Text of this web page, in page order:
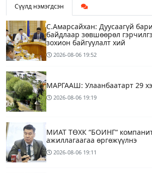
Сүүлд нэмэгдсэн
С.Амарсайхан: Дуусаагүй
байдлаар зөвшөөрөл
зохион байгуулалт хий
2026-08-06 19:52
МАРГААШ: Улаанбаатарт 29
2026-08-06 19:19
МИАТ ТӨХК “БОИНГ“
ажиллагаагаа өргөжүүлнэ
2026-08-06 19:11